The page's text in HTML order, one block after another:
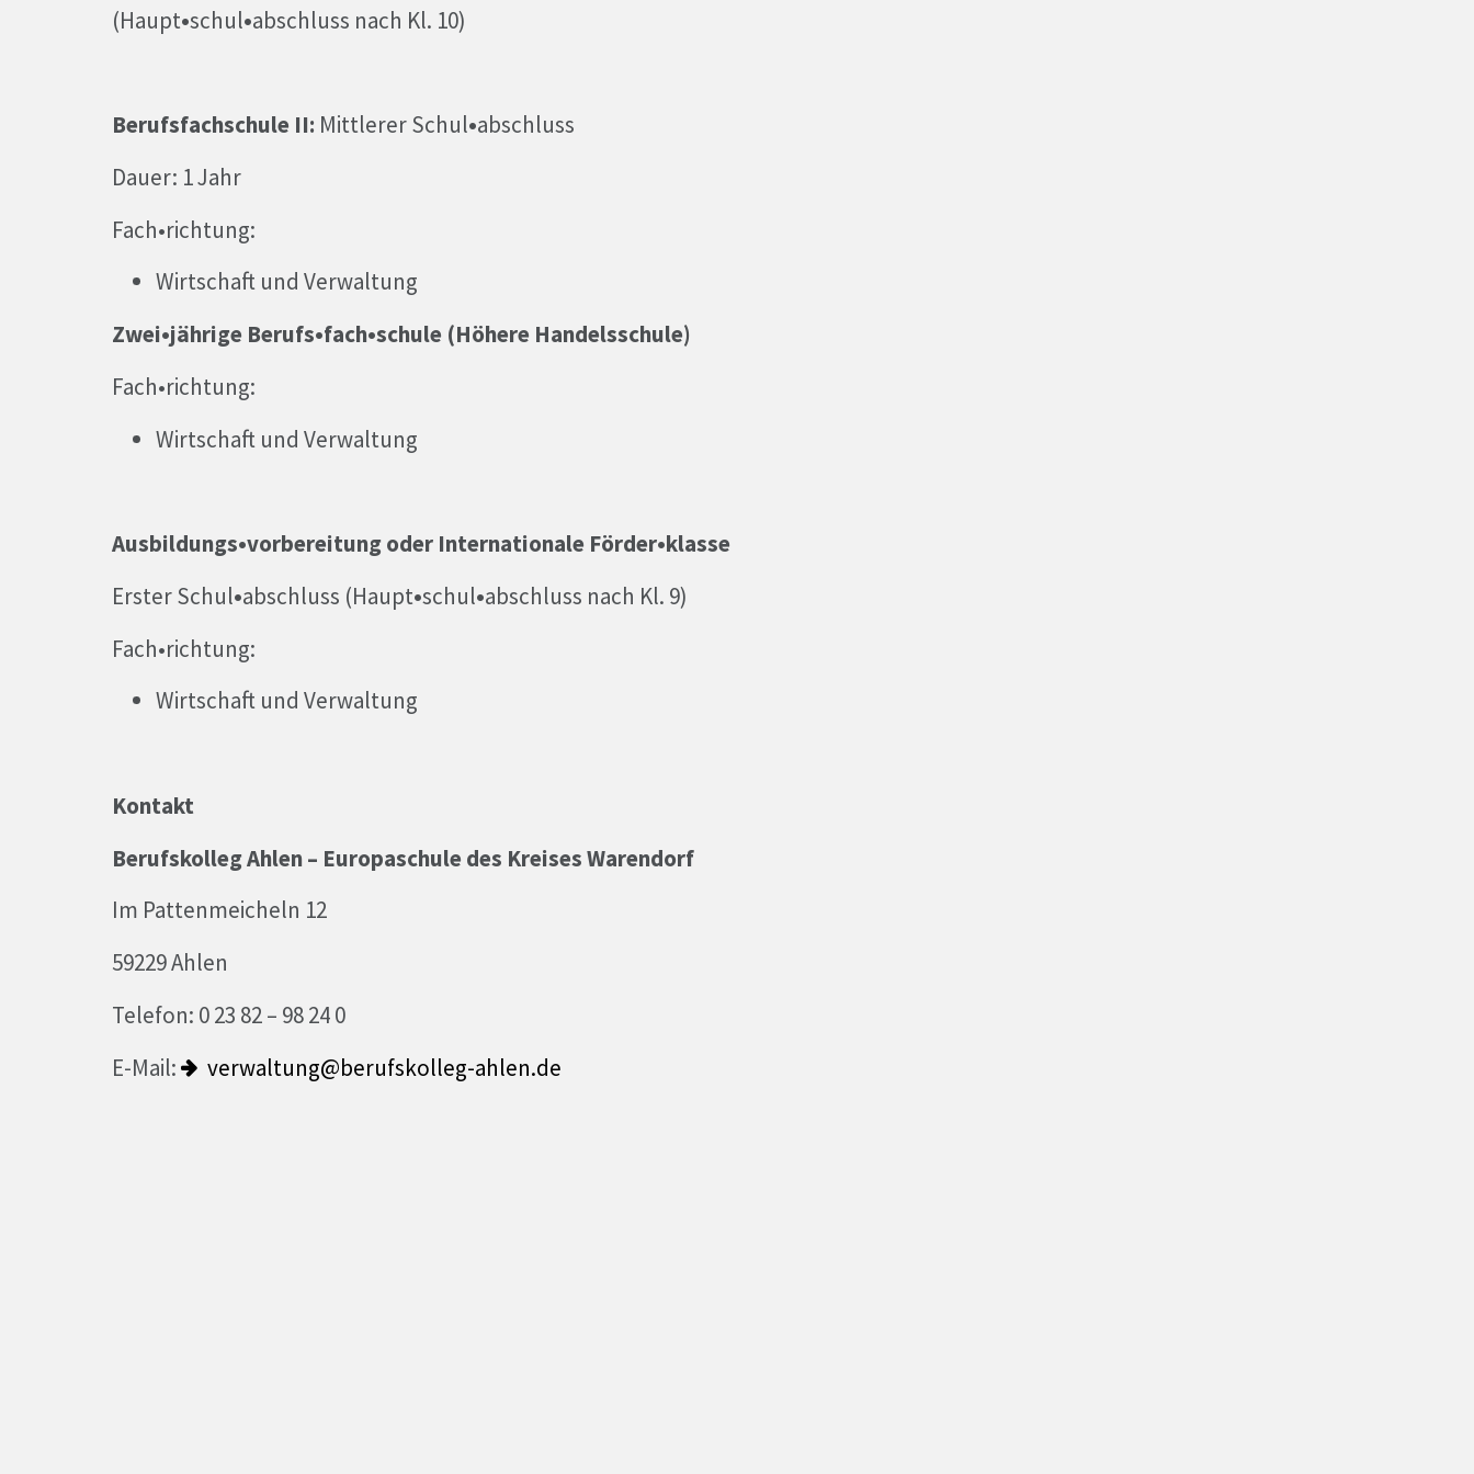
(Haupt•schul•abschluss nach Kl. 10)
Berufsfachschule II: Mittlerer Schul•abschluss
Dauer: 1 Jahr
Fach•richtung:
Wirtschaft und Verwaltung
Zwei•jährige Berufs•fach•schule (Höhere Handelsschule)
Fach•richtung:
Wirtschaft und Verwaltung
Ausbildungs•­vorbereitung oder Internationale Förder•klasse
Erster Schul•abschluss (Haupt•schul•abschluss nach Kl. 9)
Fach•richtung:
Wirtschaft und Verwaltung
Kontakt
Berufskolleg Ahlen – Europaschule des Kreises Warendorf
Im Pattenmeicheln 12
59229 Ahlen
Telefon: 0 23 82 – 98 24 0
E-Mail:
verwaltung@berufskolleg-ahlen.de